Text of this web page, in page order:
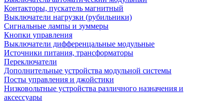
Контакторы, пускатель магнитный
Выключатели нагрузки (рубильники)
Сигнальные лампы и зуммеры
Кнопки управления
Выключатели дифференцальные модульные
Источники питания, трансформаторы
Переключатели
Дополнительные устройства модульной системы
Посты управления и джойстики
Низковольтные устройства различного назначения и
аксессуары